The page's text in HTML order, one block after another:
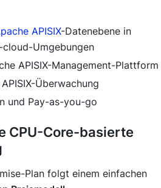
APISIX-Datenebene in
Umgebungen
APISIX-Management-Plattform
Überwachung
und Pay-as-you-go
CPU-Core-basierte
Plan folgt einem einfachen